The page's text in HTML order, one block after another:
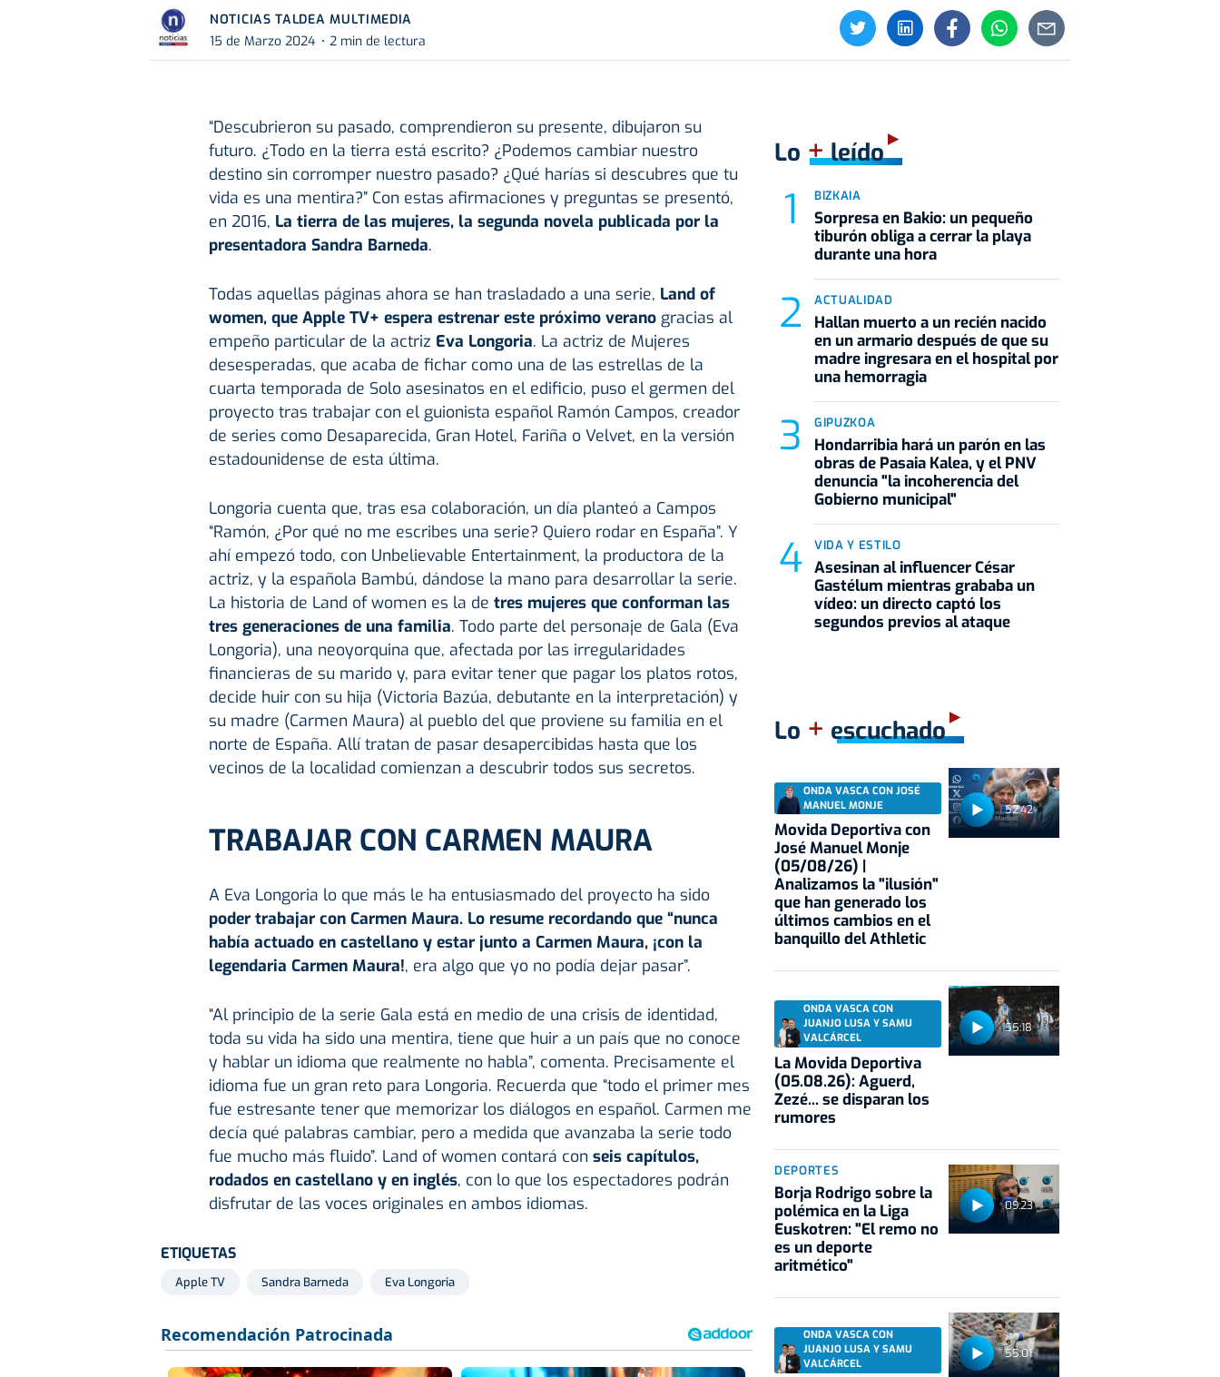
NOTICIAS TALDEA MULTIMEDIA
15 de Marzo 2024
2 min de lectura
“Descubrieron su pasado, comprendieron su presente, dibujaron su
futuro. ¿Todo en la tierra está escrito? ¿Podemos cambiar nuestro
destino sin corromper nuestro pasado? ¿Qué harías si descubres que tu
vida es una mentira?” Con estas afirmaciones y preguntas se presentó,
en 2016, La tierra de las mujeres, la segunda novela publicada por la
presentadora Sandra Barneda.
Todas aquellas páginas ahora se han trasladado a una serie, Land of
women, que Apple TV+ espera estrenar este próximo veranogracias al
empeño particular de la actriz Eva Longoria. La actriz de Mujeres
desesperadas, que acaba de fichar como una de las estrellas de la
cuarta temporada de Solo asesinatos en el edificio, puso el germen del
proyecto tras trabajar con el guionista español Ramón Campos, creador
de series como Desaparecida, Gran Hotel, Fariña o Velvet, en la versión
estadounidense de esta última.
Longoria cuenta que, tras esa colaboración, un día planteó a Campos
“Ramón, ¿Por qué no me escribes una serie? Quiero rodar en España”. Y
ahí empezó todo, con Unbelievable Entertainment, la productora de la
actriz, y la española Bambú, dándose la mano para desarrollar la serie.
La historia de Land of women es la de tres mujeres que conforman las
tres generaciones de una familia. Todo parte del personaje de Gala (Eva
Longoria), una neoyorquina que, afectada por las irregularidades
financieras de su marido y, para evitar tener que pagar los platos rotos,
decide huir con su hija (Victoria Bazúa, debutante en la interpretación) y
su madre (Carmen Maura) al pueblo del que proviene su familia en el
norte de España. Allí tratan de pasar desapercibidas hasta que los
vecinos de la localidad comienzan a descubrir todos sus secretos.
TRABAJAR CON CARMEN MAURA
A Eva Longoria lo que más le ha entusiasmado del proyecto ha sido
poder trabajar con Carmen Maura. Lo resume recordando que “nunca
había actuado en castellano y estar junto a Carmen Maura, ¡con la
legendaria Carmen Maura!, era algo que yo no podía dejar pasar”.
“Al principio de la serie Gala está en medio de una crisis de identidad,
toda su vida ha sido una mentira, tiene que huir a un país que no conoce
y hablar un idioma que realmente no habla”, comenta. Precisamente el
idioma fue un gran reto para Longoria. Recuerda que “todo el primer mes
fue estresante tener que memorizar los diálogos en español. Carmen me
decía qué palabras cambiar, pero a medida que avanzaba la serie todo
fue mucho más fluido”. Land of women contará con seis capítulos,
rodados en castellano y en inglés, con lo que los espectadores podrán
disfrutar de las voces originales en ambos idiomas.
ETIQUETAS
Apple TV Sandra Barneda Eva Longoria
Lo +leído
BIZKAIA
Sorpresa en Bakio: un pequeño
tiburón obliga a cerrar la playa
durante una hora
ACTUALIDAD
Hallan muerto a un recién nacido
en un armario después de que su
madre ingresara en el hospital por
una hemorragia
GIPUZKOA
Hondarribia hará un parón en las
obras de Pasaia Kalea, y el PNV
denuncia "la incoherencia del
Gobierno municipal"
VIDA Y ESTILO
Asesinan al influencer César
Gastélum mientras grababa un
vídeo: un directo captó los
segundos previos al ataque
Lo + escuchado
52:42
ONDA VASCA CON JOSÉ
MANUEL MONJE
Movida Deportiva con
José Manuel Monje
(05/08/26) |
Analizamos la "ilusión"
que han generado los
últimos cambios en el
banquillo del Athletic
55:18
ONDA VASCA CON
JUANJO LUSA Y SAMU
VALCÁRCEL
La Movida Deportiva
(05.08.26): Aguerd,
Zezé... se disparan los
rumores
09:23
DEPORTES
Borja Rodrigo sobre la
polémica en la Liga
Euskotren: "El remo no
es un deporte
aritmético"
55:01
ONDA VASCA CON
JUANJO LUSA Y SAMU
VALCÁRCEL